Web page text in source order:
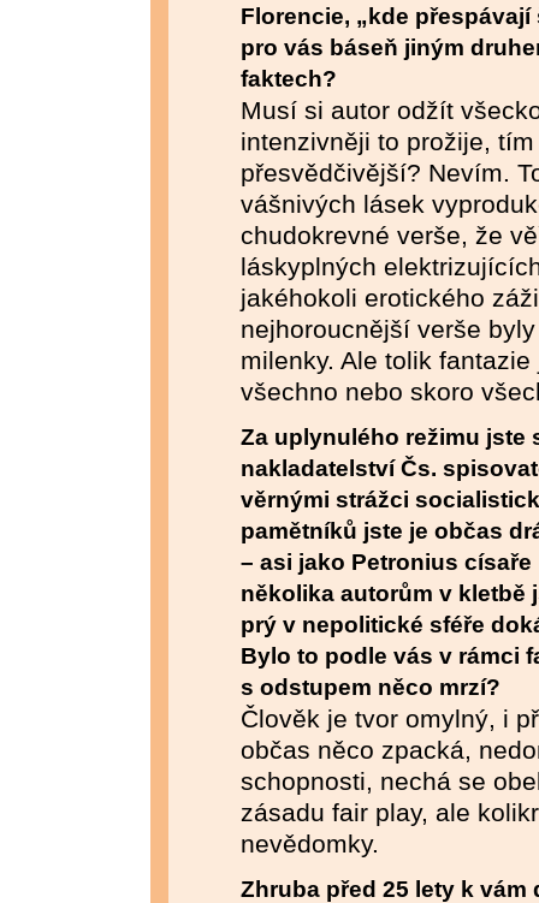
Florencie, „kde
pro vás báseň jiným
faktech?
Musí si autor odžít
intenzivněji to prožije,
přesvědčivější? Nevím.
vášnivých lásek
chudokrevné verše, že
láskyplných
jakéhokoli erotického
nejhoroucnější verše
milenky. Ale tolik
všechno nebo skoro
Za uplynulého režimu jste
nakladatelství Čs.
věrnými strážci
pamětníků jste je občas
– asi jako Petronius císaře
několika autorům v kletbě
prý v nepolitické sféře
Bylo to podle vás v rámci
s odstupem něco mrzí?
Člověk je tvor omylný, i
občas něco zpacká,
schopnosti, nechá se
zásadu fair play, ale
nevědomky.
Zhruba před 25 lety k